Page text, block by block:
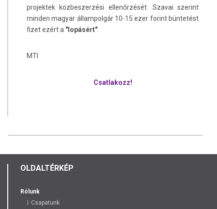
projektek közbeszerzési ellenőrzését. Szavai szerint
minden magyar állampolgár 10-15 ezer forint büntetést
fizet ezért a "lopásért".
MTI
Csatlakozz!
OLDALTÉRKÉP
Rólunk
Csapatunk